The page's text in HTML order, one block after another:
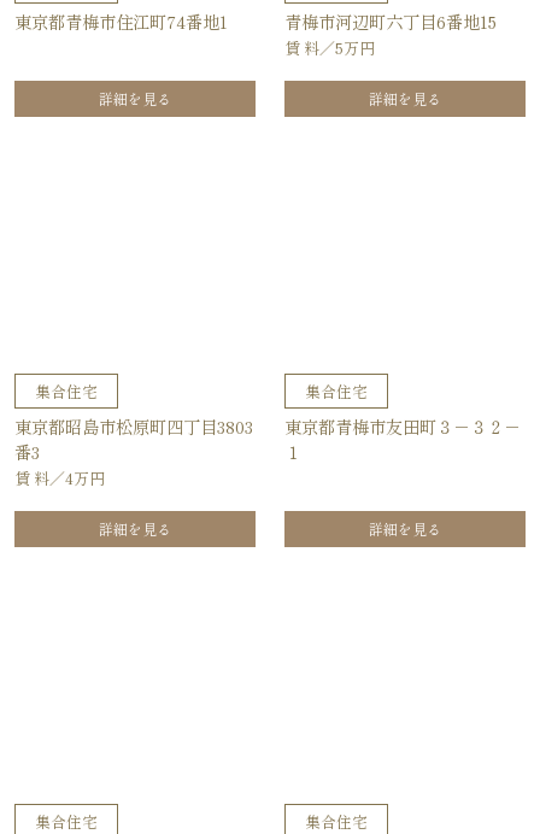
東京都青梅市住江町74番地1
詳細を見る
青梅市河辺町六丁目6番地15
賃 料／5万円
詳細を見る
集合住宅
東京都昭島市松原町四丁目3803
番3
賃 料／4万円
詳細を見る
集合住宅
東京都青梅市友田町３－３２－
１
詳細を見る
集合住宅 集合住宅